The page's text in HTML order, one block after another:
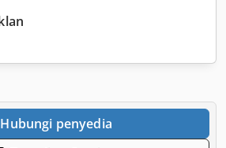
Hubungi penyedia